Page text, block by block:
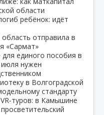
области
ребёнок: идёт
область отправила в
«Сармат»
единого пособия в
июля нужен
в Волгоградской
стандарту
в Камышине